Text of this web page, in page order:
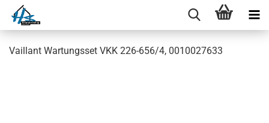
Vaillant Wartungsset VKK 226-656/4, 0010027633